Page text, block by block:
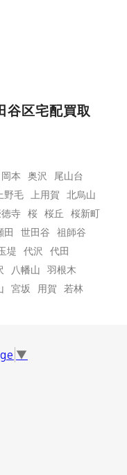
谷区宅配買取
岡本 奥沢
尾山台
野毛 上用賀
北烏山
寺 桜 桜丘
桜新町
田 世田谷
祖師谷
堤 代沢
代田
八幡山
羽根木
宮坂 用賀 若林
▼